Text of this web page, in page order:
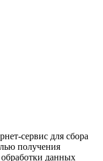
сервис для сбора
получения
данных